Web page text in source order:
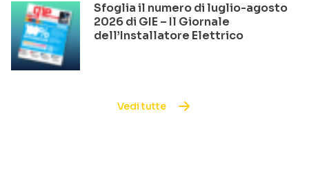
Sfoglia il numero di luglio-agosto
2026 di GIE – Il Giornale
dell’Installatore Elettrico
Vedi tutte